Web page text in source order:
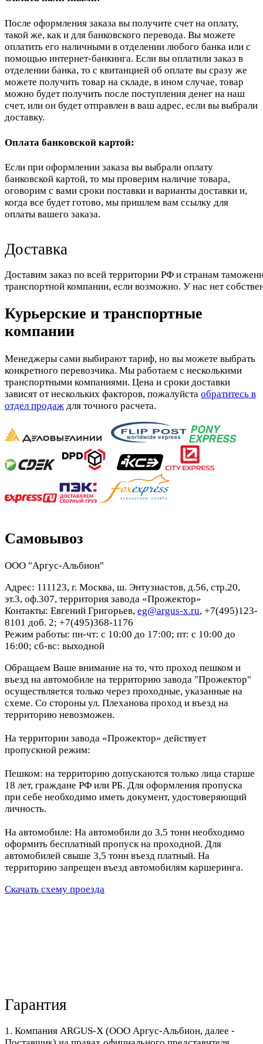
После оформления заказа вы получите счет на оплату,
такой же, как и для банковского перевода. Вы можете
оплатить его наличными в отделении любого банка или с
помощью интернет-банкинга. Если вы оплатили заказ в
отделении банка, то с квитанцией об оплате вы сразу же
можете получить товар на складе, в ином случае, товар
можно будет получить после поступления денег на наш
счет, или он будет отправлен в ваш адрес, если вы выбрали
доставку.
Оплата банковской картой:
Если при оформлении заказа вы выбрали оплату
банковской картой, то мы проверим наличие товара,
оговорим с вами сроки поставки и варианты доставки и,
когда все будет готово, мы пришлем вам ссылку для
оплаты вашего заказа.
Доставка
Доставим заказ по всей территории РФ и странам
транспортной компании, если возможно. У нас нет
Курьерские и транспортные
компании
Менеджеры сами выбирают тариф, но вы можете выбрать
конкретного перевозчика. Мы работаем с несколькими
транспортными компаниями. Цена и сроки доставки
зависят от нескольких факторов, пожалуйста обратитесь в
отдел продаж для точного расчета.
Самовывоз
ООО "Аргус-Альбион"
Адрес: 111123, г. Москва, ш. Энтузиастов, д.56, стр.20,
эт.3, оф.307, территория завода «Прожектор»
Контакты: Евгений Григорьев, eg@argus-x.ru, +7(495)123-
8101 доб. 2; +7(495)368-1176
Режим работы: пн-чт: с 10:00 до 17:00; пт: с 10:00 до
16:00; сб-вс: выходной
Обращаем Ваше внимание на то, что проход пешком и
въезд на автомобиле на территорию завода "Прожектор"
осуществляется только через проходные, указанные на
схеме. Со стороны ул. Плеханова проход и въезд на
территорию невозможен.
На территории завода «Прожектор» действует
пропускной режим:
Пешком: на территорию допускаются только лица старше
18 лет, граждане РФ или РБ. Для оформления пропуска
при себе необходимо иметь документ, удостоверяющий
личность.
На автомобиле: На автомобили до 3,5 тонн необходимо
оформить бесплатный пропуск на проходной. Для
автомобилей свыше 3,5 тонн въезд платный. На
территорию запрещен въезд автомобилям каршеринга.
Скачать схему проезда
Гарантия
1. Компания ARGUS-X (ООО Аргус-Альбион, далее -